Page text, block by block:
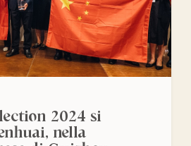
2024 si
nella